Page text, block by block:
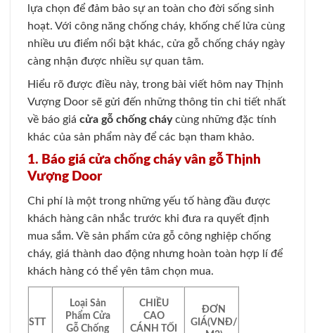
lựa chọn để đảm bảo sự an toàn cho đời sống sinh
hoạt. Với công năng chống cháy, khống chế lửa cùng
nhiều ưu điểm nổi bật khác, cửa gỗ chống cháy ngày
càng nhận được nhiều sự quan tâm.
Hiểu rõ được điều này, trong bài viết hôm nay Thịnh
Vượng Door sẽ gửi đến những thông tin chi tiết nhất
về báo giá cửa gỗ chống cháycùng những đặc tính
khác của sản phẩm này để các bạn tham khảo.
1. Báo giá cửa chống cháy vân gỗ Thịnh
Vượng Door
Chi phí là một trong những yếu tố hàng đầu được
khách hàng cân nhắc trước khi đưa ra quyết định
mua sắm. Về sản phẩm cửa gỗ công nghiệp chống
cháy, giá thành dao động nhưng hoàn toàn hợp lí để
khách hàng có thể yên tâm chọn mua.
STT
Loại Sản
Phẩm Cửa
Gỗ Chống
CHIỀU
CAO
CÁNH TỐI
ĐƠN
GIÁ(VNĐ/